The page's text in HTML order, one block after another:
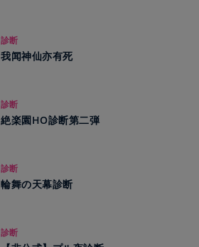
診断
我闻神仙亦有死
診断
絶楽園HO診断第二弾
診断
輪舞の天幕診断
診断